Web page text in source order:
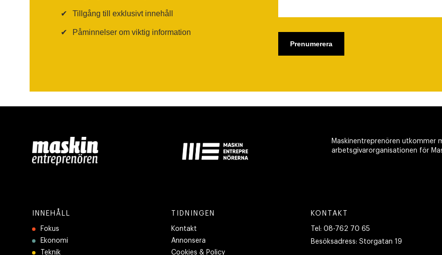
✔ Tillgång till exklusivt innehåll
✔ Påminnelser om viktig information
Maskinentreprenören utkommer
arbetsgivarorganisationen för
INNEHÅLL
Fokus
Ekonomi
Teknik
TIDNINGEN
Kontakt
Annonsera
Cookies & Policy
KONTAKT
Tel: 08-762 70 65
Besöksadress: Storgatan 19